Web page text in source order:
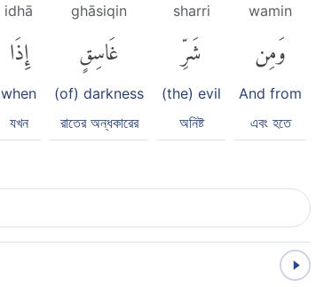
wamin
وَمِن
And from
এবং হতে
sharri
شَرِّ
(the) evil
অনিষ্ট
ghāsiqin
غَاسِقٍ
(of) darkness
রাতের অন্ধকারের
idhā
إِذَا
when
যখন